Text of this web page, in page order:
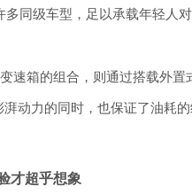
多同级车型，足以承载年轻人
速箱的组合，则通过搭载外
动力的同时，也保证了油耗
才超乎想象